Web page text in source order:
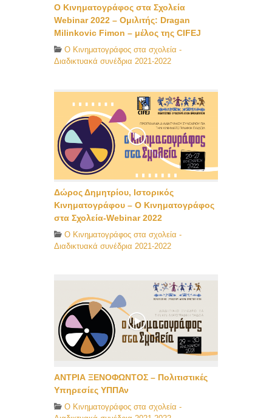
Ο Κινηματογράφος στα Σχολεία
Webinar 2022 – Ομιλιτής: Dragan
Milinkovic Fimon – μέλος της CIFEJ
O Κινηματογράφος στα σχολεία -
Διαδικτυακά συνέδρια 2021-2022
Δώρος Δημητρίου, Ιστορικός
Κινηματογράφου – Ο Κινηματογράφος
στα Σχολεία-Webinar 2022
O Κινηματογράφος στα σχολεία -
Διαδικτυακά συνέδρια 2021-2022
ΑΝΤΡΙΑ ΞΕΝΟΦΩΝΤΟΣ – Πολιτιστικές
Υπηρεσίες ΥΠΠΑν
O Κινηματογράφος στα σχολεία -